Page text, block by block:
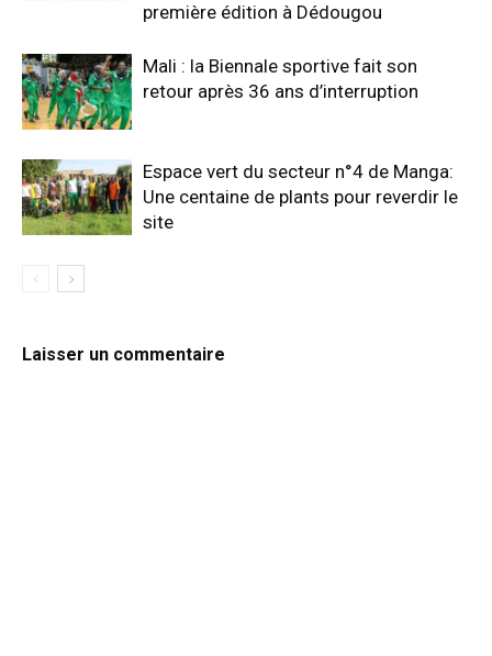
première édition à Dédougou
Mali : la Biennale sportive fait son
retour après 36 ans d’interruption
Espace vert du secteur n°4 de Manga:
Une centaine de plants pour reverdir le
site
Laisser un commentaire